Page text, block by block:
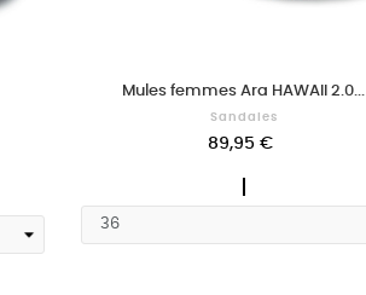
Mules femmes Ara HAWAII 2.0...
Sandales
89,95 €